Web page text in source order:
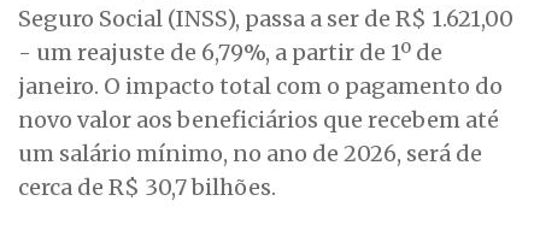
Seguro Social (INSS), passa a ser de R$ 1.621,00
- um reajuste de 6,79%, a partir de 1º de
janeiro. O impacto total com o pagamento do
novo valor aos beneficiários que recebem até
um salário mínimo, no ano de 2026, será de
cerca de R$ 30,7 bilhões.